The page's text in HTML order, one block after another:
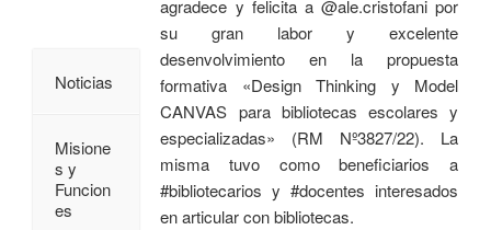
agradece y felicita a @ale.cristofani por
su gran labor y excelente
desenvolvimiento en la propuesta
formativa «Design Thinking y Model
CANVAS para bibliotecas escolares y
especializadas» (RM Nº3827/22). La
misma tuvo como beneficiarios a
#bibliotecarios y #docentes interesados
en articular con bibliotecas.
Noticias
Misione
s y
Funcion
es